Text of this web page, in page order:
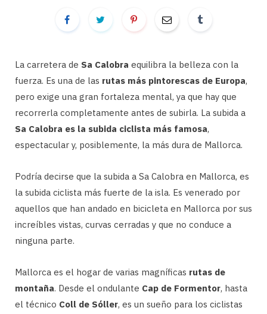
La carretera de Sa Calobra equilibra la belleza con la
fuerza. Es una de las rutas más pintorescas de Europa,
pero exige una gran fortaleza mental, ya que hay que
recorrerla completamente antes de subirla. La subida a
Sa Calobra es la subida ciclista más famosa,
espectacular y, posiblemente, la más dura de Mallorca.
Podría decirse que la subida a Sa Calobra en Mallorca, es
la subida ciclista más fuerte de la isla. Es venerado por
aquellos que han andado en bicicleta en Mallorca por sus
increíbles vistas, curvas cerradas y que no conduce a
ninguna parte.
Mallorca es el hogar de varias magníficas rutas de
montaña. Desde el ondulante Cap de Formentor, hasta
el técnico Coll de Sóller, es un sueño para los ciclistas